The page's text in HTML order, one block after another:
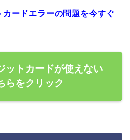
ードエラーの問題を今すぐ
ットカードが使えない
らをクリック